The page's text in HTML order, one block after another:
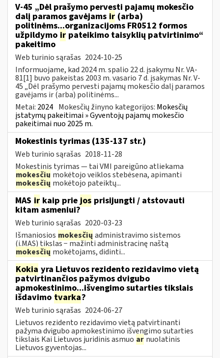
V-45 „Dėl prašymo pervesti pajamų mokesčio
dalį paramos gavėjams ir (arba)
politinėms...organizacijoms FR0512 formos
užpildymo ir pateikimo taisyklių patvirtinimo“
pakeitimo
Web turinio sąrašas 2024-10-25
Informuojame, kad 2024 m. spalio 22 d. įsakymu Nr. VA-
81[1] buvo pakeistas 2003 m. vasario 7 d. įsakymas Nr. V-
45 „Dėl prašymo pervesti pajamų mokesčio dalį paramos
gavėjams ir (arba) politinėms...
Metai: 2024 Mokesčių žinyno kategorijos: Mokesčių
įstatymų pakeitimai » Gyventojų pajamų mokesčio
pakeitimai nuo 2025 m.
Mokestinis tyrimas (135-137 str.)
Web turinio sąrašas 2018-11-28
Mokestinis tyrimas — tai VMI pareigūno atliekama
mokesčių mokėtojo veiklos stebėsena, apimanti
mokesčių mokėtojo pateiktų...
MAS ir kaip prie jos prisijungti / atstovauti
kitam asmeniui?
Web turinio sąrašas 2020-03-23
Išmaniosios mokesčių administravimo sistemos
(i.MAS) tikslas − mažinti administracinę naštą
mokesčių mokėtojams, didinti...
Kokia yra Lietuvos rezidento rezidavimo vietą
patvirtinančios pažymos dvigubo
apmokestinimo...išvengimo sutarties tikslais
išdavimo tvarka?
Web turinio sąrašas 2024-06-27
Lietuvos rezidento rezidavimo vietą patvirtinanti
pažyma dvigubo apmokestinimo išvengimo sutarties
tikslais Kai Lietuvos juridinis asmuo ar nuolatinis
Lietuvos gyventojas...